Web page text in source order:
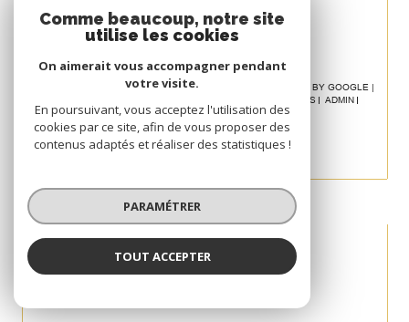
Avis
CLIENT
© 2026 | TOUS DROITS RÉSERVÉS | TRADUCTION POWERED BY GOOGLE |
MENTIONS LÉGALES
ADMIN
POLITIQUE RGPD
COOKIES
Comme beaucoup, notre site
utilise les cookies
On aimerait vous accompagner pendant
votre visite.
En poursuivant, vous acceptez l'utilisation des
cookies par ce site, afin de vous proposer des
contenus adaptés et réaliser des statistiques !
PARAMÉTRER
TOUT ACCEPTER